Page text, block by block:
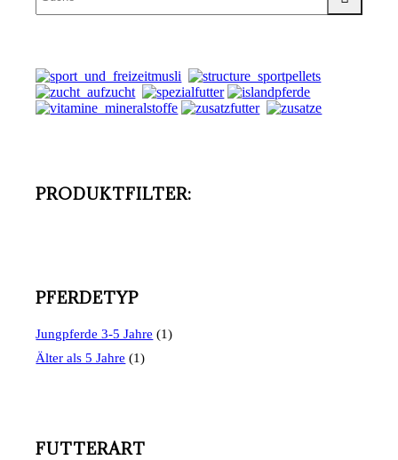
PRODUKTFILTER:
PFERDETYP
Jungpferde 3-5 Jahre (1)
Älter als 5 Jahre (1)
FUTTERART